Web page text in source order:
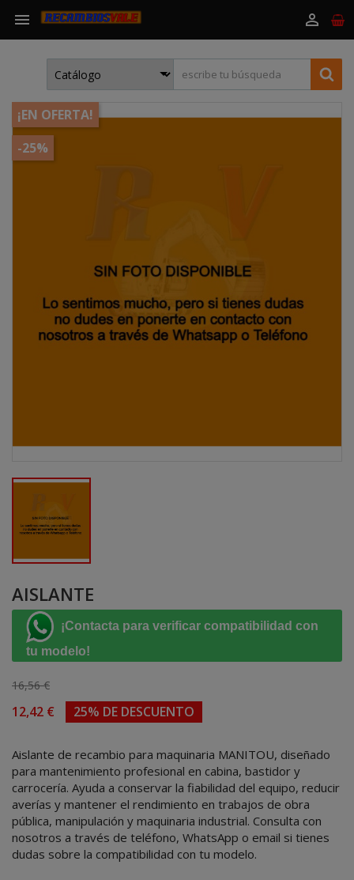
 
¡EN OFERTA!
-25%
AISLANTE
¡Contacta para verificar compatibilidad con
tu modelo!
16,56 €
12,42 € 25% DE DESCUENTO
Aislante de recambio para maquinaria MANITOU, diseñado
para mantenimiento profesional en cabina, bastidor y
carrocería. Ayuda a conservar la fiabilidad del equipo, reducir
averías y mantener el rendimiento en trabajos de obra
pública, manipulación y maquinaria industrial. Consulta con
nosotros a través de teléfono, WhatsApp o email si tienes
dudas sobre la compatibilidad con tu modelo.